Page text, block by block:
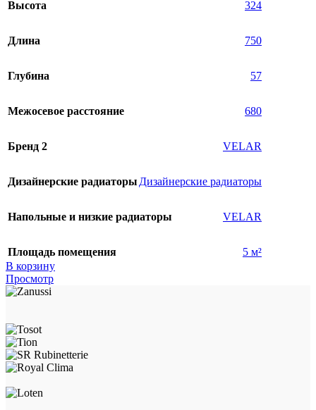
Высота 324
Длина 750
Глубина 57
Межосевое расстояние 680
Бренд 2 VELAR
Дизайнерские радиаторы Дизайнерские радиаторы
Напольные и низкие радиаторы VELAR
Площадь помещения
5 м²
В корзину
Просмотр